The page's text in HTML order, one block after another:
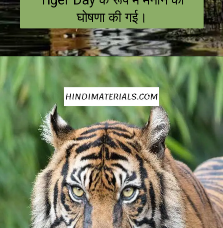
घोषणा की गई।